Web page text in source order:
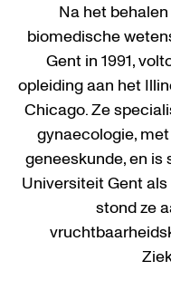
Na het
biomedische
Gent in 1991,
opleiding aan het
Chicago. Ze
gynaecologie,
geneeskunde, en
Universiteit Gent
stond ze